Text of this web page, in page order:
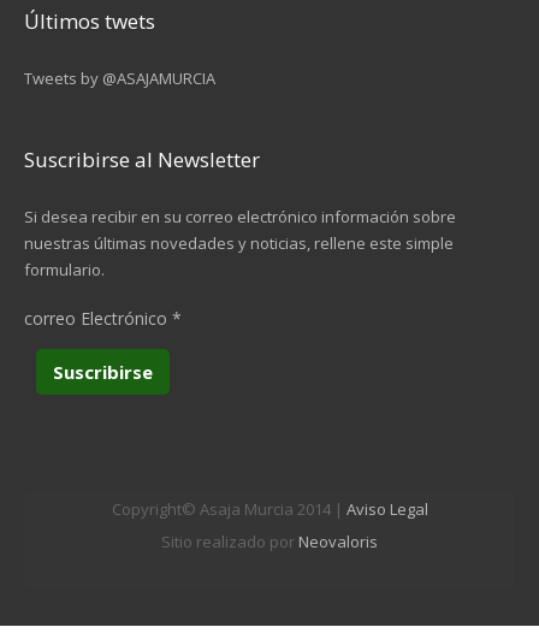
Últimos twets
Tweets by @ASAJAMURCIA
Suscribirse al Newsletter
Si desea recibir en su correo electrónico información sobre
nuestras últimas novedades y noticias, rellene este simple
formulario.
correo Electrónico *
Copyright© Asaja Murcia 2014 | Aviso Legal
Sitio realizado por Neovaloris